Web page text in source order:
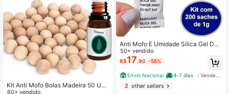
Kit Anti Mofo Bolas Madeira 50 Uni
d. + Essência Cedro 10 Ml.
60+ vendido
Anti Mofo E Umidade Sílica Gel Des
umidificador 100 Sachês 1g cada
50+ vendido
R$17 ,90 -55%
Envio Nacional 4-7 dias
2other sellers